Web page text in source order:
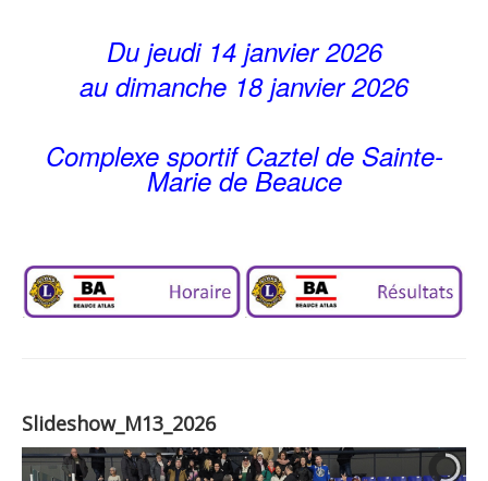
Du jeudi 14 janvier 2026
au dimanche 18 janvier 2026
Complexe sportif Caztel de Sainte-
Marie de Beauce
Slideshow_M13_2026